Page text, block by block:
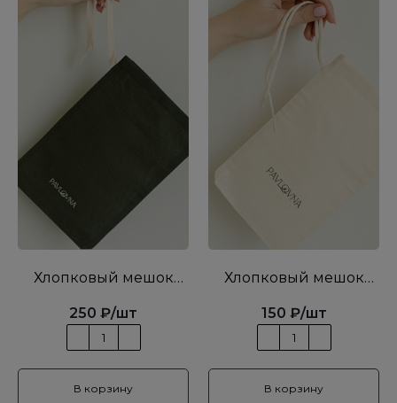
Хлопковый мешок
250 ₽/шт
В корзину
Хлопковый мешок
150 ₽/шт
В корзину